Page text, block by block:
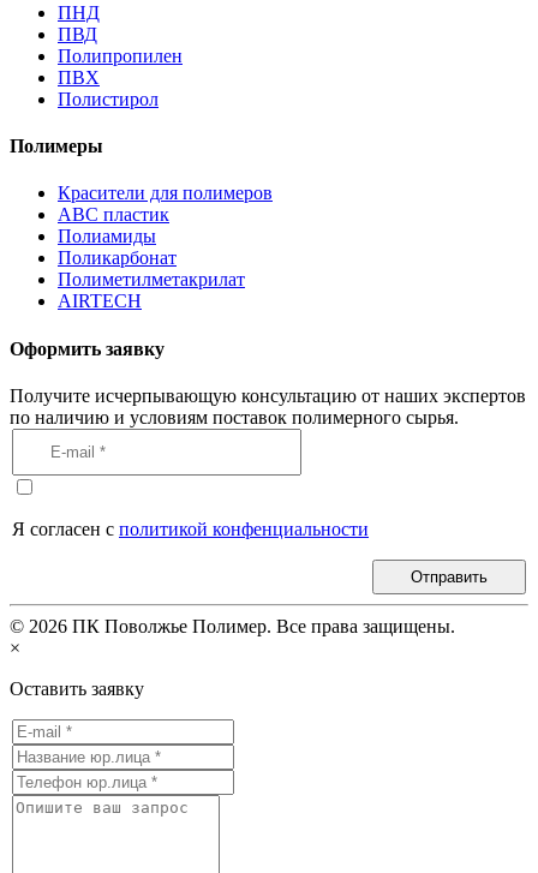
ПНД
ПВД
Полипропилен
ПВХ
Полистирол
Полимеры
Красители для полимеров
АВС пластик
Полиамиды
Поликарбонат
Полиметилметакрилат
AIRTECH
Оформить заявку
Получите исчерпывающую консультацию от наших экспертов
по наличию и условиям поставок полимерного сырья.
Я согласен с политикой конфенциальности
Отправить
© 2026 ПК Поволжье Полимер. Все права защищены.
×
Оставить заявку